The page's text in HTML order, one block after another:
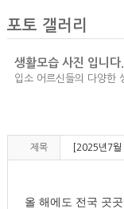
포토 갤러리
생활모습 사진 입니다.
입소 어르신들의 다양한
제목 [2025년7
올 해에도 전국 곳